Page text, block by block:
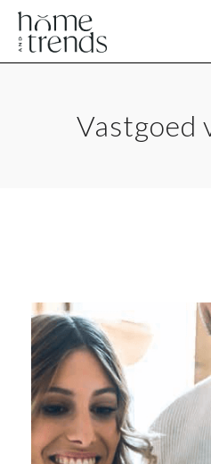
Vastgoed